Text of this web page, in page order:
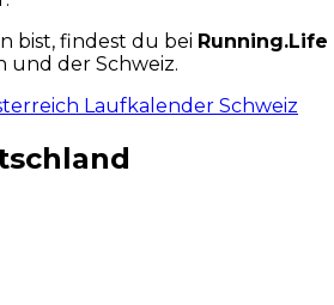
bist, findest du bei Running.Life
und der Schweiz.
Laufkalender Schweiz